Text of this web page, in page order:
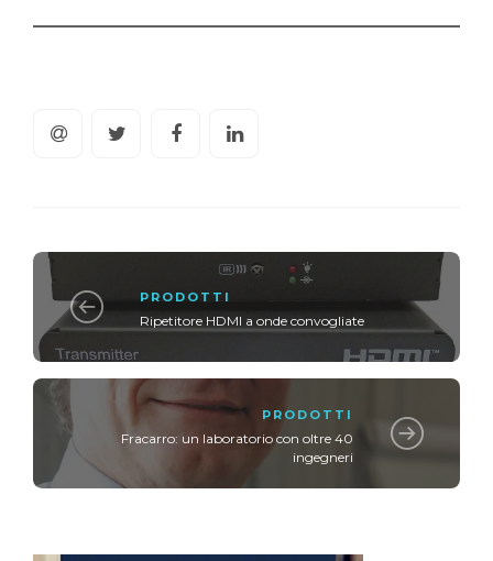
PRODOTTI
Ripetitore HDMI a onde convogliate
PRODOTTI
Fracarro: un laboratorio con oltre 40
ingegneri